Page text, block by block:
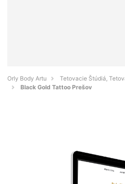
Orly Body Artu
Tetovacie Štúdiá,
Black Gold Tattoo Prešov